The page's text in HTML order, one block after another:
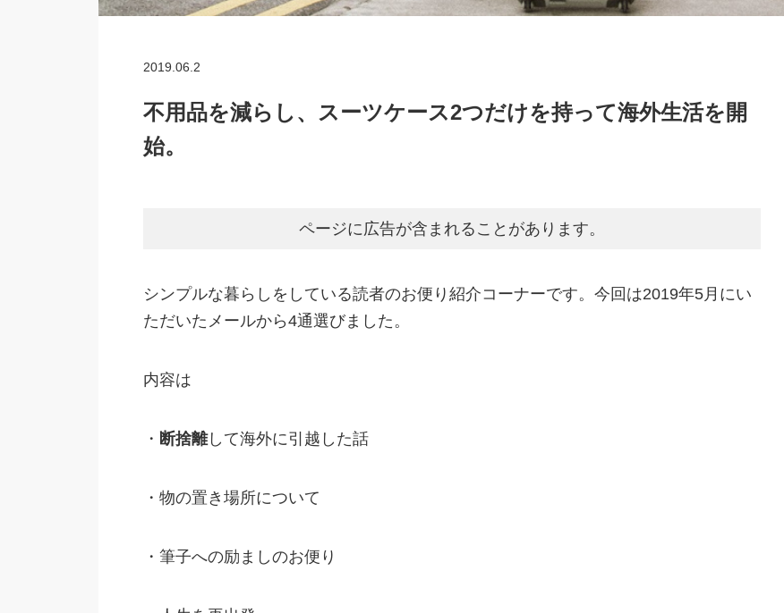
2019.06.2
不用品を減らし、スーツケース2つだけを持って海外生活を開
始。
ページに広告が含まれることがあります。
シンプルな暮らしをしている読者のお便り紹介コーナーです。今回は2019年5月にい
ただいたメールから4通選びました。
内容は
・ 断捨離して海外に引越した話
・物の置き場所について
・筆子への励ましのお便り